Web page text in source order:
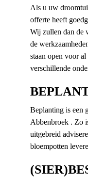
Als u uw
offerte heeft
Wij zullen dan de
de
staan open voor
verschillende
Beplanting is een
Abbenbroek . Zo
uitgebreid
bloempotten